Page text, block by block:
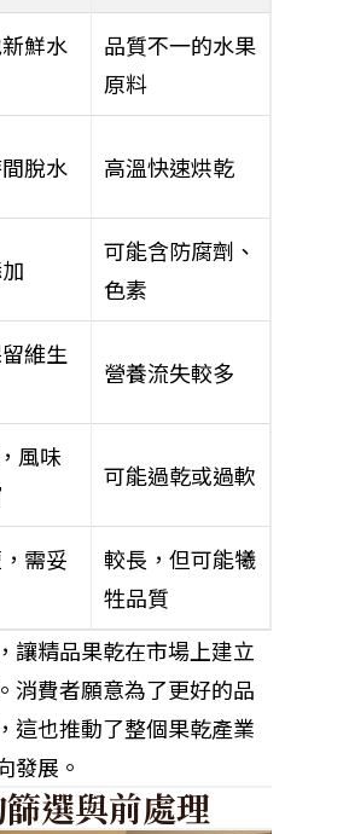
鮮水
品質不一的水果
原料
脫水 高溫快速烘乾
可能含防腐劑、
色素
維生
營養流失較多
風味
可能過乾或過軟
需妥
較長，但可能犧
牲品質
讓精品果乾在市場上建立
消費者願意為了更好的品
這也推動了整個果乾產業
發展。
選與前處理